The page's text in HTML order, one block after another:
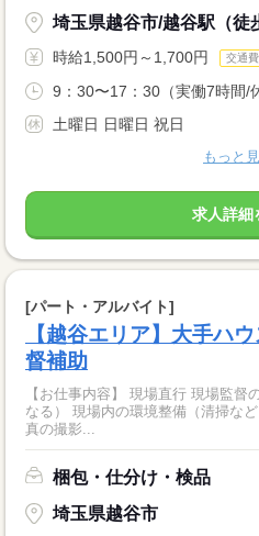
埼玉県越谷市/越谷駅（徒
時給1,500円～1,700円 交通
9：30〜17：30（実働7時間/
土曜日 日曜日 祝日
もっと
求人詳細
[パート・アルバイト]
【越谷エリア】大手ハ
督補助
【お仕事内容】 現場直行 現場監督の指示業務（現場により内容は異
なる） 現場内の環境整備（清掃など） 工事工程の管理・記録 現場写
真の撮影...
梱包・仕分け・検品
埼玉県越谷市